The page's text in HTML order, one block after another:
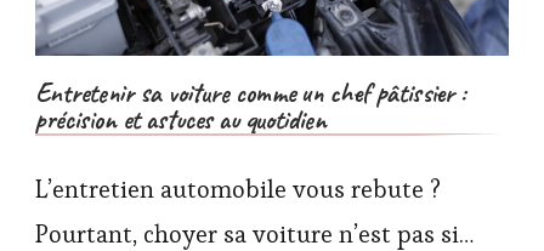
Entretenir sa voiture comme un chef pâtissier :
précision et astuces au quotidien
L’entretien automobile vous rebute ?
Pourtant, choyer sa voiture n’est pas si…